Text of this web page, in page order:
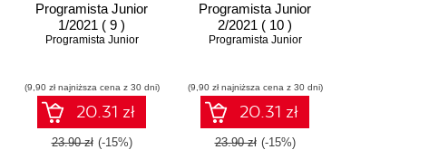
Programista Junior
1/2021 ( 9 )
Programista Junior
(9,90 zł najniższa cena z 30 dni)
20.31 zł
23.90 zł (-15%)
Programista Junior
2/2021 ( 10 )
Programista Junior
(9,90 zł najniższa cena z 30 dni)
20.31 zł
23.90 zł (-15%)